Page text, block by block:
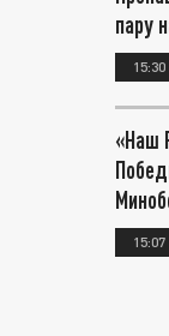
пару
15:30
«Наш
15:07